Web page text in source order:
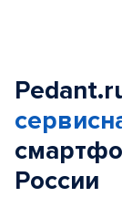
России